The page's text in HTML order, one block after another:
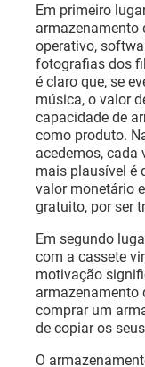
Em primeiro
armazenamento
operativo,
fotografias dos
é claro que, se
música, o valor
capacidade de
como produto.
acedemos, cada
mais plausível é
valor monetário
gratuito, por ser
Em segundo
com a cassete
motivação
armazenamento
comprar um
de copiar os
O